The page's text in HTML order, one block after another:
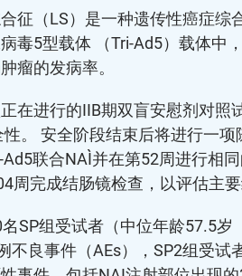
征（LS）是一种遗传性癌症
毒5型载体 （Tri-Ad5）载体中
瘤的发病率。
在进行的IIB期双盲安慰剂对照
。 安全阶段结束后将进行一
联合NAI，并在第52周进行
周完成结肠镜检查，以评估主
SP组受试者（中位年龄57.5
不良事件（AEs），SP2组受